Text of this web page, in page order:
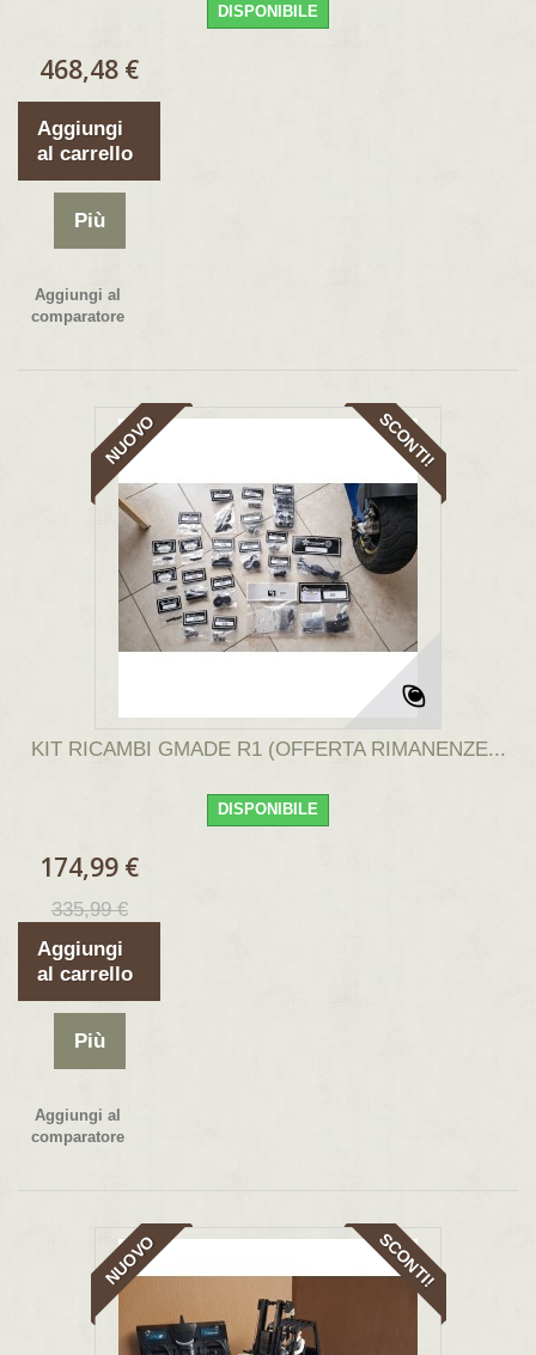
DISPONIBILE
468,48 €
Aggiungi
al carrello
Più
Aggiungi al
comparatore
NUOVO SCONTI!
KIT RICAMBI GMADE R1 (OFFERTA RIMANENZE...
DISPONIBILE
174,99 €
335,99 €
Aggiungi
al carrello
Più
Aggiungi al
comparatore
NUOVO SCONTI!